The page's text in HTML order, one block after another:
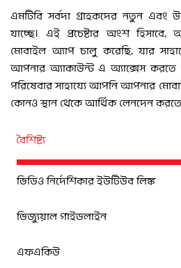
এমটিবি সর্বদা গ্রাহকদের নতুন এবং
যাচ্ছে। এই প্রচেষ্টার অংশ
মোবাইল অ্যাপ চালু করেছি, যার
আপনার অ্যাকাউন্ট এ অ্যাক্সেস
পরিষেবার সাহায্যে আপনি আপনার
কোনও স্থান থেকে আর্থিক লেনদেন করতে
বৈশিষ্ট্য
ভিডিও নির্দেশিকার ইউটিউব লিঙ্ক
ভিজ্যুয়াল গাইডলাইন
এফএকিউ